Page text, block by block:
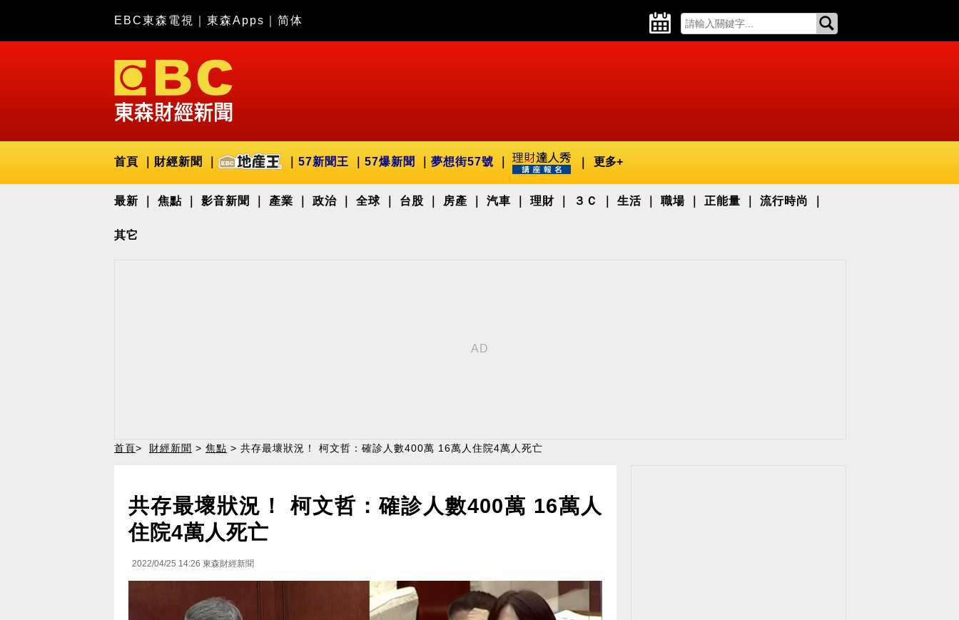
EBC東森電視 東森Apps 简体
首頁 財經新聞 57新聞王 57爆新聞 夢想街57號 更多+
最新 焦點 影音新聞 產業 政治 全球 台股 房產 汽車 理財 ３Ｃ 生活 職場 正能量 流行時尚
其它
首頁> 財經新聞 > 焦點 > 共存最壞狀況！ 柯文哲：確診人數400萬 16萬人住院4萬人死亡
共存最壞狀況！ 柯文哲：確診人數400萬 16萬人
住院4萬人死亡
2022/04/25 14:26 東森財經新聞